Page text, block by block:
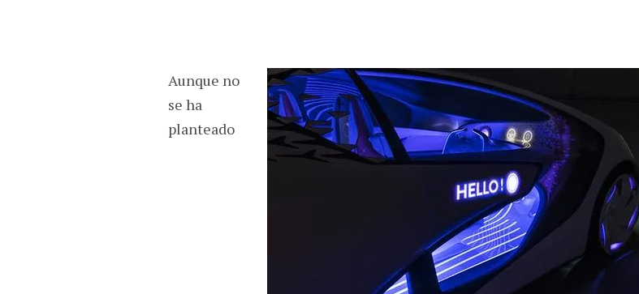
Aunque no
se ha
planteado